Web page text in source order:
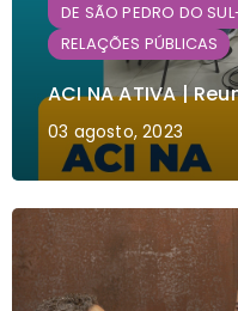
DE SÃO PEDRO DO
RELAÇÕES PÚBLICAS
ACI NA ATIVA |
03 agosto, 2023